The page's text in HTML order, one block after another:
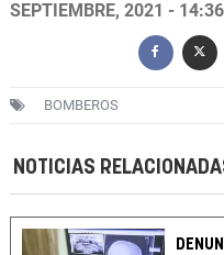
SEPTIEMBRE, 2021 - 14:36
BOMBEROS
NOTICIAS